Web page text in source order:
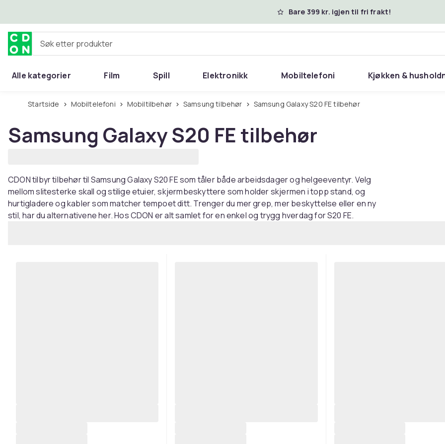
Bare 399 kr. igjen til fri frakt!
Søk etter produkter
Alle kategorier Film Spill Elektronikk Mobiltelefoni Kjøkken &
Startside Mobiltelefoni Mobiltilbehør Samsung tilbehør Samsung Galaxy S20 FE tilbehør
Samsung Galaxy S20 FE tilbehør
CDON tilbyr tilbehør til Samsung Galaxy S20 FE som tåler både arbeidsdager og helgeeventyr. Velg
mellom slitesterke skall og stilige etuier, skjermbeskyttere som holder skjermen i topp stand, og
hurtigladere og kabler som matcher tempoet ditt. Trenger du mer grep, mer beskyttelse eller en ny
stil, har du alternativene her. Hos CDON er alt samlet for en enkel og trygg hverdag for S20 FE.